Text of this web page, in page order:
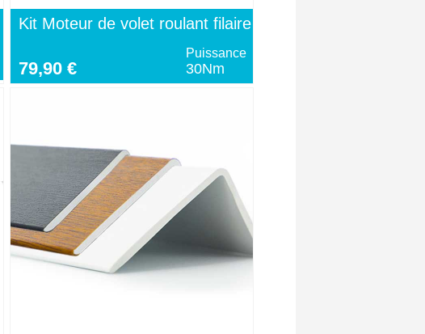
Kit Moteur de volet roulant filaire
79,90 €
Puissance
30Nm